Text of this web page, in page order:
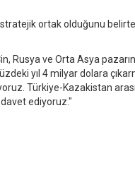
ortak olduğunu
Rusya ve Orta Asya
yıl 4 milyar dolara
Türkiye-Kazakistan
davet ediyoruz."